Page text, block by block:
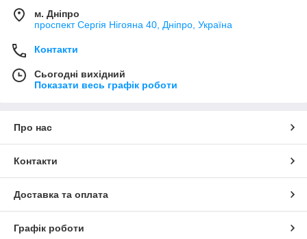
м. Дніпро
проспект Сергія Нігояна 40, Дніпро, Україна
Контакти
Сьогодні вихідний
Показати весь графік роботи
Про нас
Контакти
Доставка та оплата
Графік роботи